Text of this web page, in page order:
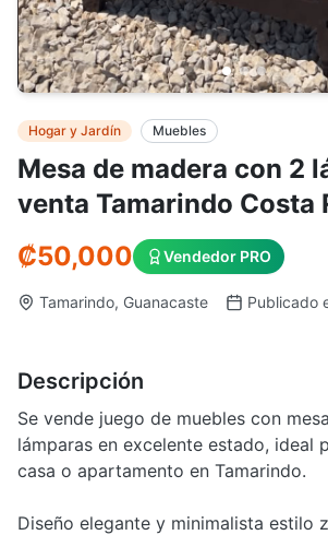
Mesa de madera con 2
venta Tamarindo Costa
Hogar y Jardín Muebles
₡50,000 Vendedor PRO
Tamarindo, Guanacaste Publicado
Descripción
Se vende juego de muebles con
lámparas en excelente estado, ideal
casa o apartamento en Tamarindo.
Diseño elegante y minimalista estilo